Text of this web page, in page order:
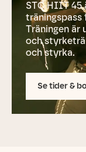
STC HIIT 45
träningspass
Träningen är
och
och styrka.
Se tider &